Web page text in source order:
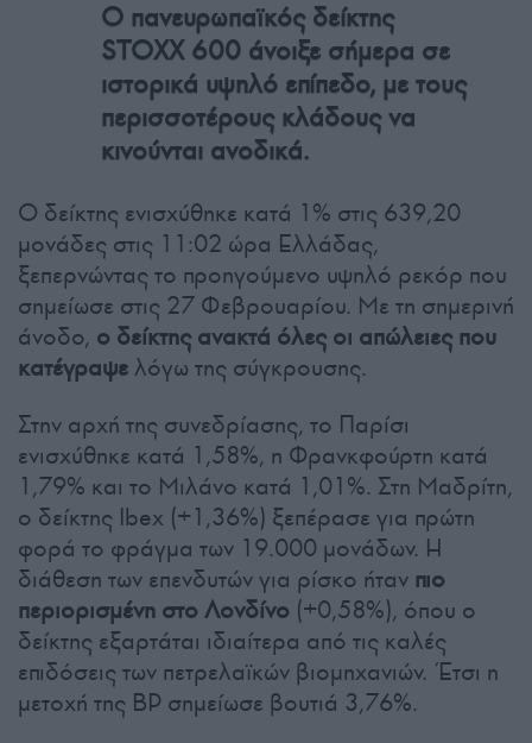
Ο πανευρωπαϊκός δείκτης
STOXX 600 άνοιξε σήμερα σε
ιστορικά υψηλό επίπεδο, με τους
περισσοτέρους κλάδους να
κινούνται ανοδικά.
Ο δείκτης ενισχύθηκε κατά 1% στις 639,20
μονάδες στις 11:02 ώρα Ελλάδας,
ξεπερνώντας το προηγούμενο υψηλό ρεκόρ που
σημείωσε στις 27 Φεβρουαρίου. Με τη σημερινή
άνοδο, ο δείκτης ανακτά όλες οι απώλειες που
κατέγραψελόγω της σύγκρουσης.
Στην αρχή της συνεδρίασης, το Παρίσι
ενισχύθηκε κατά 1,58%, η Φρανκφούρτη κατά
1,79% και το Μιλάνο κατά 1,01%. Στη Μαδρίτη,
ο δείκτης Ibex (+1,36%) ξεπέρασε για πρώτη
φορά το φράγμα των 19.000 μονάδων. Η
διάθεση των επενδυτών για ρίσκο ήταν πιο
περιορισμένη στο Λονδίνο (+0,58%), όπου ο
δείκτης εξαρτάται ιδιαίτερα από τις καλές
επιδόσεις των πετρελαϊκών βιομηχανιών. Έτσι η
μετοχή της BP σημείωσε βουτιά 3,76%.